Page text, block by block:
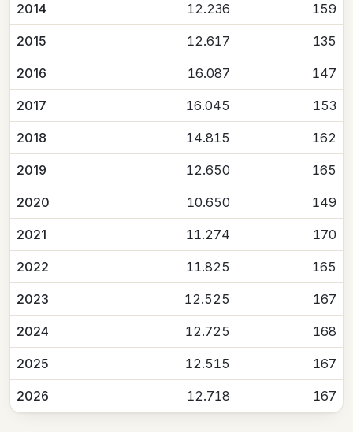
2014 12.236 159
2015 12.617 135
2016 16.087 147
2017 16.045 153
2018 14.815 162
2019 12.650 165
2020 10.650 149
2021 11.274 170
2022 11.825 165
2023 12.525 167
2024 12.725 168
2025 12.515 167
2026 12.718 167